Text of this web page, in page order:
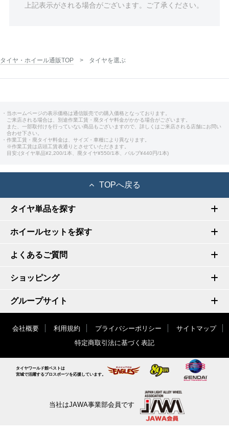
上記表示がされる場合がございます。ご了承ください。
タイヤ・ホイール通販TOP タイヤを選ぶ
・当ホームページの表示価格は通信販売での購入価格となっております。
ご来店される場合は、別途作業工賃・廃タイヤ料金がかかる場合がございます。
また、一部取付けを行っていない商品もございますので、詳しくはご来店される店舗にお問い
合わせ下さい。
・作業工賃・廃タイヤ料金は、サイズ・車種により異なります。
※作業工賃は店頭工賃表通りとさせていただきます。
目安:(タイヤ単品¥2,200/1本、廃タイヤ¥550/1本、バルブ¥440円/1本)
TOPへ戻る
タイヤ単品を探す
ホイールセットを探す
よくあるご質問
ショッピング
グループサイト
会社概要 利用規約 プライバシーポリシー
サイトマップ
特定商取引法に基づく表記
タイヤワールド館ベストは
宮城で活躍するプロスポーツを応援しています。
当社はJAWA事業部会員です